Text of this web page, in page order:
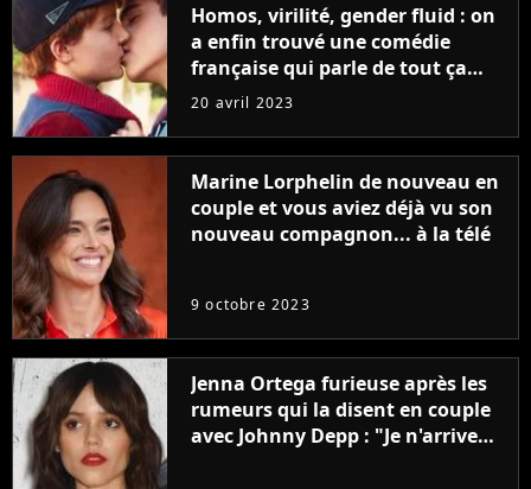
Homos, virilité, gender fluid : on
a enfin trouvé une comédie
française qui parle de tout ça
sans être super ringarde
20 avril 2023
Marine Lorphelin de nouveau en
couple et vous aviez déjà vu son
nouveau compagnon... à la télé
9 octobre 2023
Jenna Ortega furieuse après les
rumeurs qui la disent en couple
avec Johnny Depp : "Je n'arrive